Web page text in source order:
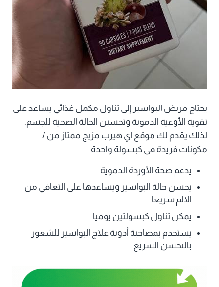
يحتاج مريض البواسير إلى تناول مكمل غذائي يساعد على
تقوية الأوعية الدموية وتحسين الحالة الصحية للجسم.
لذلك يقدم لك موقع اي هيرب مزيج ممتاز من 7
مكونات فريدة في كبسولة واحدة
يدعم صحة الأوردة الدموية
يحسن حالة البواسير ويساعدها على التعافي من
الالم سريعا
يمكن تناول كبسولتين يوميا
يستخدم بمصاحبة أدوية علاج البواسير للشعور
بالتحسن السريع